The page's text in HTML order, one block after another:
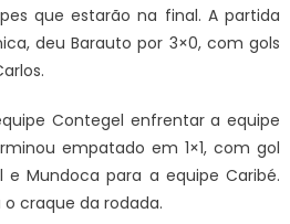
que estarão na final. A partida
deu Barauto por 3×0, com gols
Contegel enfrentar a equipe
empatado em 1×1, com gol
e Mundoca para a equipe Caribé.
craque da rodada.